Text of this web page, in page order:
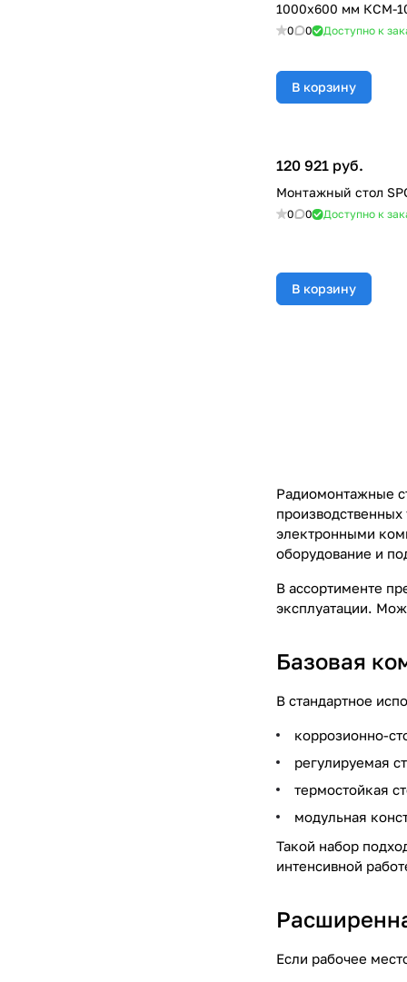
1000х600 мм КСМ-
0 0 Доступно к
В корзину
120 921 руб.
Монтажный стол
0 0 Доступно к
В корзину
Радиомонтажные
электронными
оборудование и
В ассортименте
эксплуатации.
Базовая
В стандартное
коррозионно-
регулируемая
термостойкая
модульная
Такой набор
интенсивной
Если рабочее